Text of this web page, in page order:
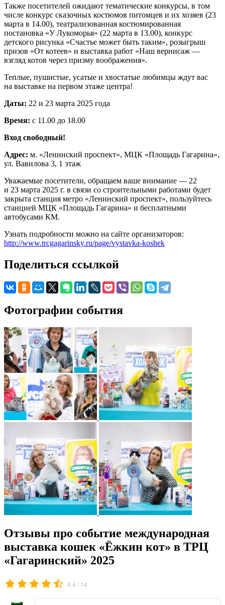
Также посетителей ожидают тематические конкурсы, в том
числе конкурс сказочных костюмов питомцев и их хозяев (23
марта в 14.00), театрализованная костюмированная
постановка «У Лукоморья» (22 марта в 13.00), конкурс
детского рисунка «Счастье может быть таким», розыгрыш
призов «От котеев» и выставка работ «Наш вернисаж —
взгляд котов через призму воображения».
Теплые, пушистые, усатые и хвостатые любимцы ждут вас
на выставке на первом этаже центра!
Даты: 22 и 23 марта 2025 года
Время: с 11.00 до 18.00
Вход свободный!
Адрес: м. «Ленинский проспект», МЦК «Площадь Гагарина»,
ул. Вавилова 3, 1 этаж
Уважаемые посетители, обращаем ваше внимание — 22
и 23 марта 2025 г. в связи со строительными работами будет
закрыта станция метро «Ленинский проспект», пользуйтесь
станцией МЦК «Площадь Гагарина» и бесплатными
автобусами КМ.
Узнать подробности можно на сайте организаторов:
http://www.trcgagarinsky.ru/page/vystavka-koshek
Поделиться ссылкой
Фотографии события
Отзывы про событие международная
выставка кошек «Ёжкин кот» в ТРЦ
«Гагаринский» 2025
4.4 / 14